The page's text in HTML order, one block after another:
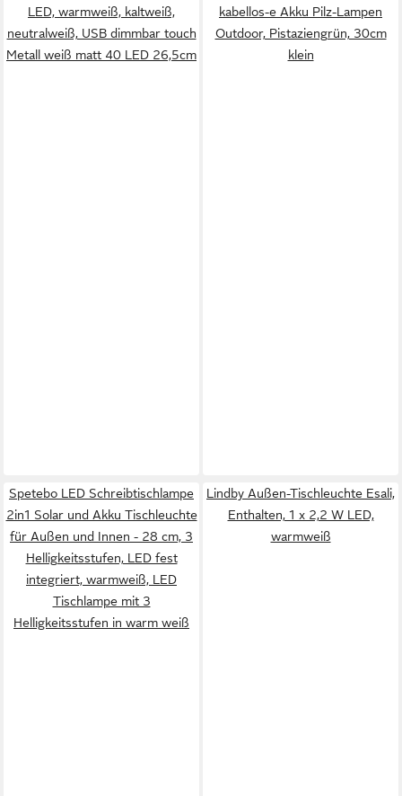
LED, warmweiß, kaltweiß,
neutralweiß, USB dimmbar touch
Metall weiß matt 40 LED 26,5cm
kabellos-e Akku Pilz-Lampen
Outdoor, Pistaziengrün, 30cm
klein
Spetebo LED Schreibtischlampe
2in1 Solar und Akku Tischleuchte
für Außen und Innen - 28 cm, 3
Helligkeitsstufen, LED fest
integriert, warmweiß, LED
Tischlampe mit 3
Helligkeitsstufen in warm weiß
Lindby Außen-Tischleuchte Esali,
Enthalten, 1 x 2,2 W LED,
warmweiß